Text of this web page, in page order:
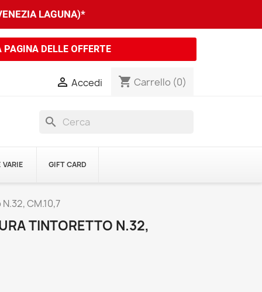
LAGUNA)*
DELLE OFFERTE
 Accedi shopping_cart Carrello (0)
search
GIFT CARD
CM.10,7
TINTORETTO N.32,